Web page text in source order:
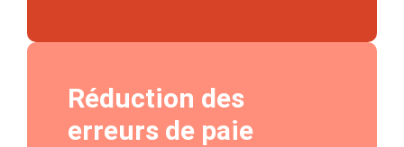
Réduction des
erreurs de paie